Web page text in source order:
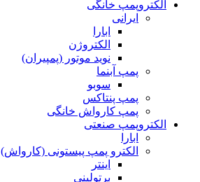
الکتروپمپ خانگی
ایرانی
ابارا
الکتروژن
نوید موتور (پمپیران)
پمپ آبنما
سوبو
پمپ پنتاکس
پمپ کارواش خانگی
الکتروپمپ صنعتی
ابارا
الکترو پمپ پیستونی (کارواش)
اینتر
برتولینی